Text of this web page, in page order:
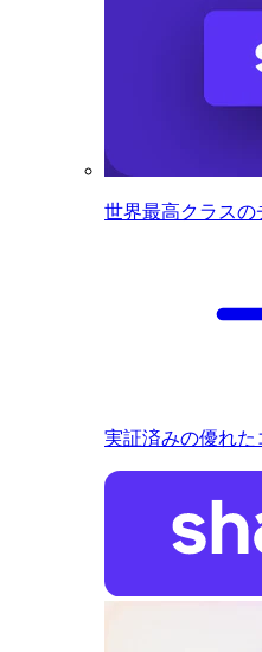
世界最高クラスの
実証済みの優れた